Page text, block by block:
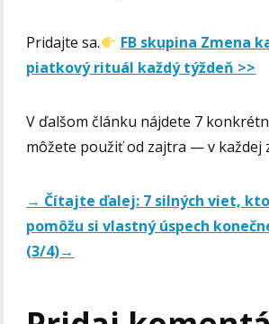
Pridajte sa. FB skupina Zmena
piatkový rituál každý týždeň >>
V ďalšom článku nájdete 7
môžete použiť od zajtra — v každej
→ Čítajte ďalej: 7 silných viet,
pomôžu si vlastný úspech
(3/4)→